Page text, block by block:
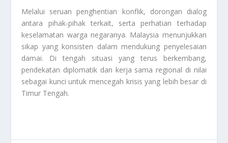
Melalui seruan penghentian konflik, dorongan dialog
antara pihak-pihak terkait, serta perhatian terhadap
keselamatan warga negaranya. Malaysia menunjukkan
sikap yang konsisten dalam mendukung penyelesaian
damai. Di tengah situasi yang terus berkembang,
pendekatan diplomatik dan kerja sama regional di nilai
sebagai kunci untuk mencegah krisis yang lebih besar di
Timur Tengah.